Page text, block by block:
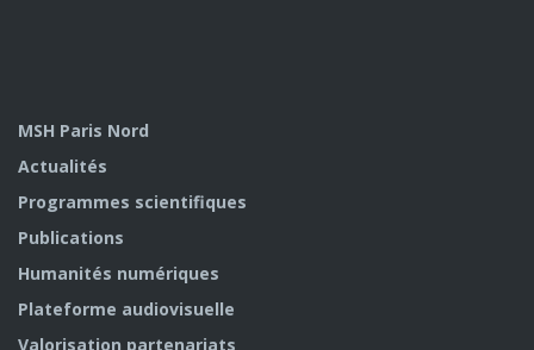
MSH Paris Nord
Actualités
Programmes scientifiques
Publications
Humanités numériques
Plateforme audiovisuelle
Valorisation partenariats